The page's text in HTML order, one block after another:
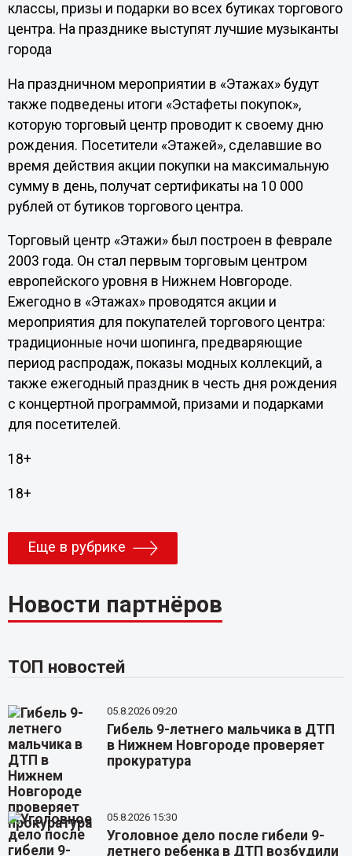
классы, призы и подарки во всех бутиках торгового
центра. На празднике выступят лучшие музыканты
города
На праздничном мероприятии в «Этажах» будут
также подведены итоги «Эстафеты покупок»,
которую торговый центр проводит к своему дню
рождения. Посетители «Этажей», сделавшие во
время действия акции покупки на максимальную
сумму в день, получат сертификаты на 10 000
рублей от бутиков торгового центра.
Торговый центр «Этажи» был построен в феврале
2003 года. Он стал первым торговым центром
европейского уровня в Нижнем Новгороде.
Ежегодно в «Этажах» проводятся акции и
мероприятия для покупателей торгового центра:
традиционные ночи шопинга, предваряющие
период распродаж, показы модных коллекций, а
также ежегодный праздник в честь дня рождения
с концертной программой, призами и подарками
для посетителей.
18+
18+
Еще в рубрике
Новости партнёров
ТОП новостей
05.8.2026 09:20
Гибель 9-летнего мальчика в ДТП
в Нижнем Новгороде проверяет
прокуратура
05.8.2026 15:30
Уголовное дело после гибели 9-
летнего ребенка в ДТП возбудили